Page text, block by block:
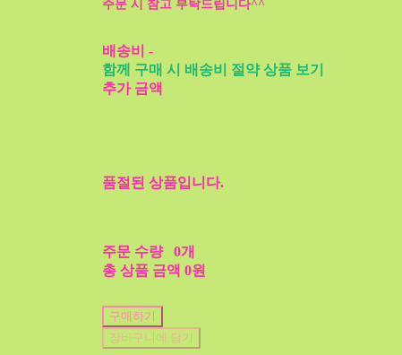
주문 시 참고 부탁드립니다^^
배송비-
함께 구매 시 배송비 절약 상품 보기
추가 금액
품절된 상품입니다.
주문 수량
0개
총 상품 금액 0원
구매하기
장바구니에 담기